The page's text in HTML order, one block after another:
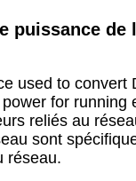
puissance de
used to
for
reliés au
sont
réseau.